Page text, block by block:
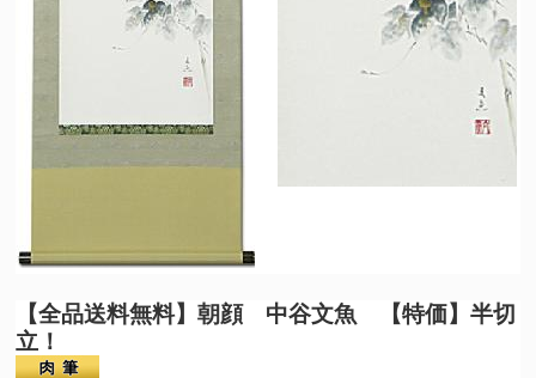
【全品送料無料】朝顔 中谷文魚 【特価】半切
立！